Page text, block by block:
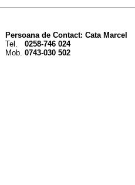
Persoana de Contact: Cata Marcel
Tel. 0258-746 024
Mob. 0743-030 502